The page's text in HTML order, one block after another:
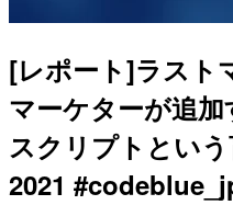
[レポート]ラスト
マーケターが追
スクリプトとい
2021